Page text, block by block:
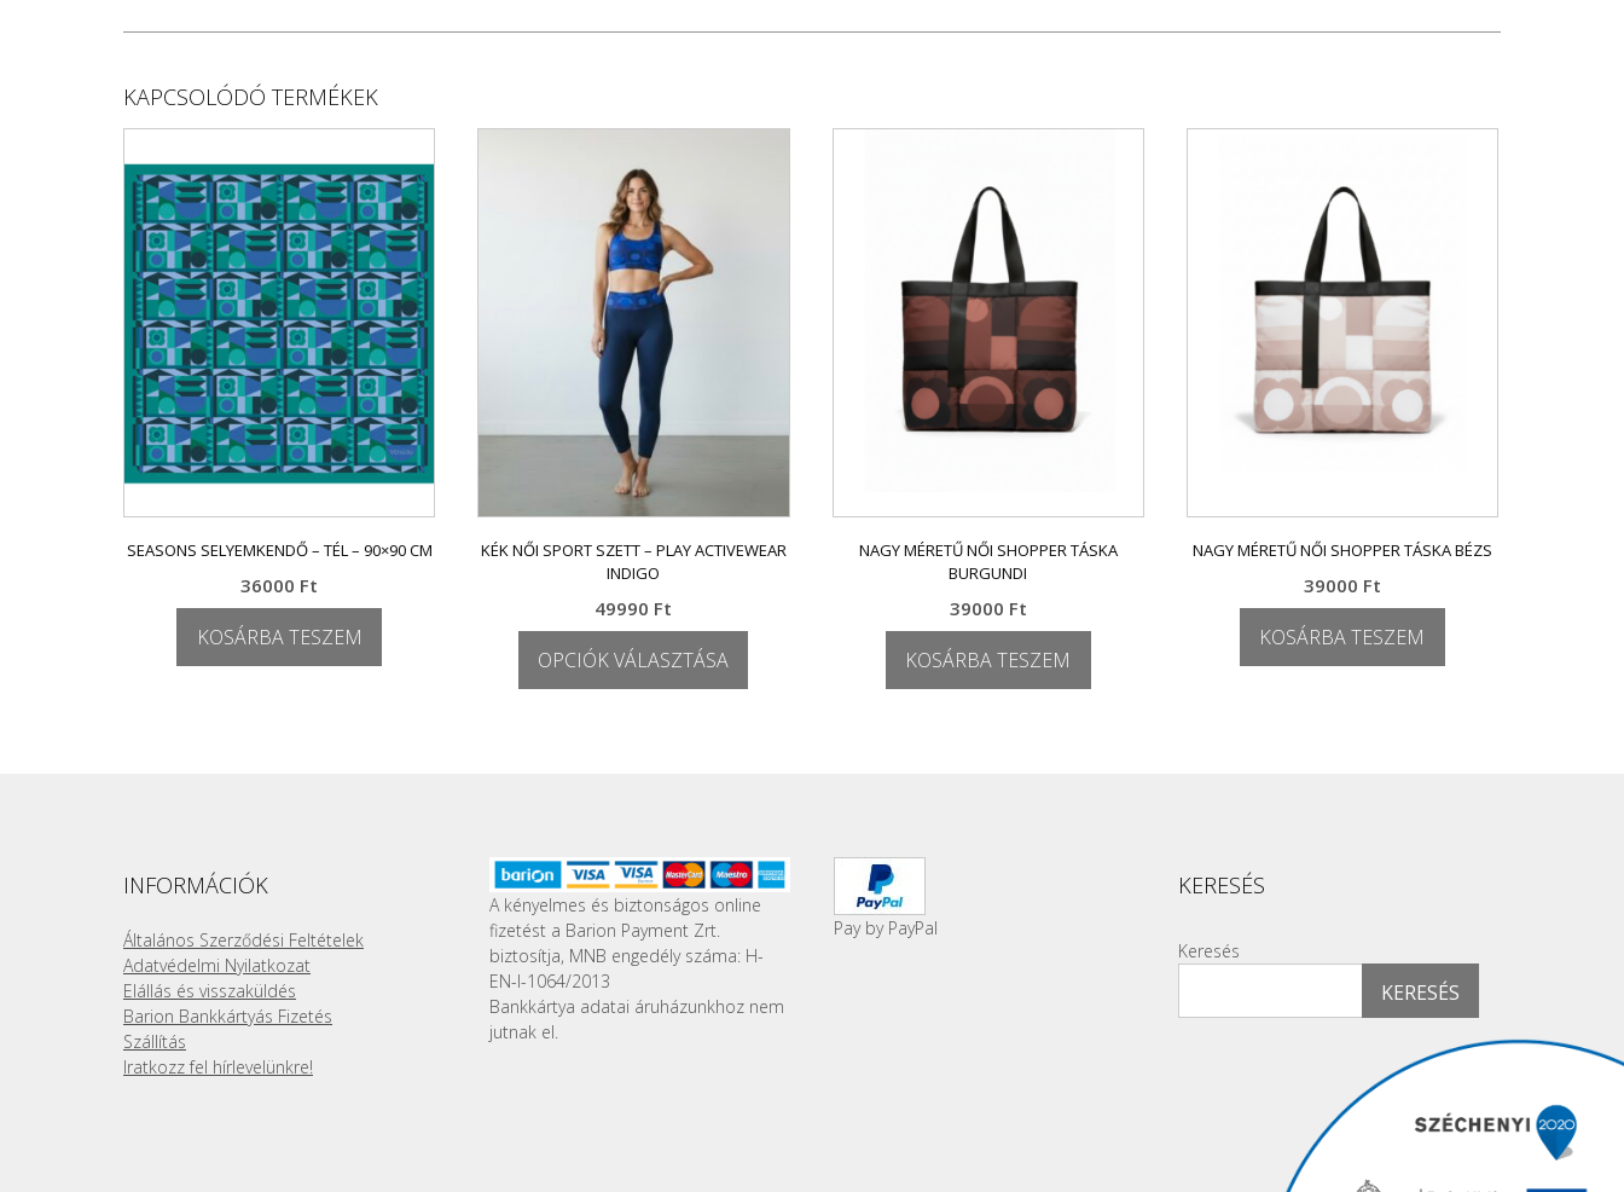
KAPCSOLÓDÓ TERMÉKEK
SEASONS SELYEMKENDŐ – TÉL – 90×90 CM
36000 Ft
KOSÁRBA TESZEM
KÉK NŐI SPORT SZETT – PLAY ACTIVEWEAR
INDIGO
49990 Ft
OPCIÓK VÁLASZTÁSA
változatok
a
termékoldalon
választhatók
NAGY MÉRETŰ NŐI SHOPPER TÁSKA
BURGUNDI
39000 Ft
KOSÁRBA TESZEM
NAGY MÉRETŰ NŐI SHOPPER TÁSKA BÉZS
39000 Ft
KOSÁRBA TESZEM
INFORMÁCIÓK
Általános Szerződési Feltételek
Adatvédelmi Nyilatkozat
Elállás és visszaküldés
Barion Bankkártyás Fizetés
Szállítás
Iratkozz fel hírlevelünkre!
A kényelmes és biztonságos online
fizetést a Barion Payment Zrt.
biztosítja, MNB engedély száma: H-
EN-I-1064/2013
Bankkártya adatai áruházunkhoz nem
jutnak el.
Pay by PayPal
KERESÉS
Keresés
KERESÉS